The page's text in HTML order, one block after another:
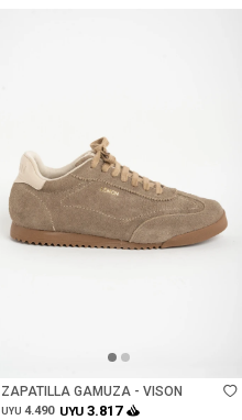
ZAPATILLA GAMUZA - VISON
UYU 4.490 UYU 3.817